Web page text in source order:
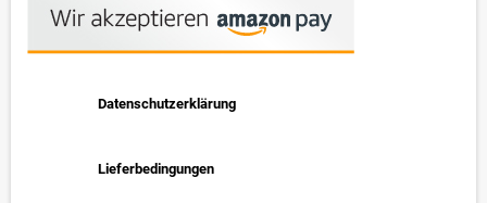
Datenschutzerklärung
Lieferbedingungen